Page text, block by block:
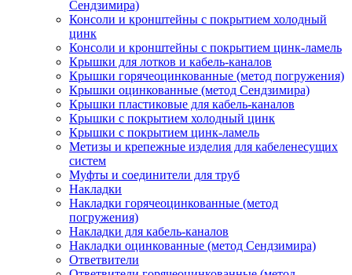
Сендзимира)
Консоли и кронштейны с покрытием холодный
цинк
Консоли и кронштейны с покрытием цинк-ламель
Крышки для лотков и кабель-каналов
Крышки горячеоцинкованные (метод погружения)
Крышки оцинкованные (метод Сендзимира)
Крышки пластиковые для кабель-каналов
Крышки с покрытием холодный цинк
Крышки с покрытием цинк-ламель
Метизы и крепежные изделия для кабеленесущих
систем
Муфты и соединители для труб
Накладки
Накладки горячеоцинкованные (метод
погружения)
Накладки для кабель-каналов
Накладки оцинкованные (метод Сендзимира)
Ответвители